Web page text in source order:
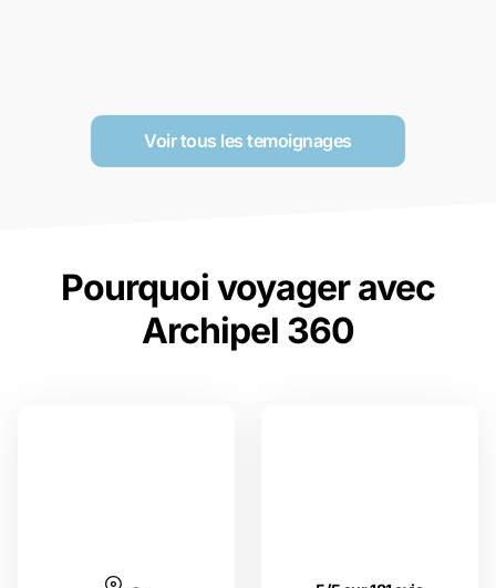
Voir tous les temoignages
Pourquoi voyager avec
Archipel 360